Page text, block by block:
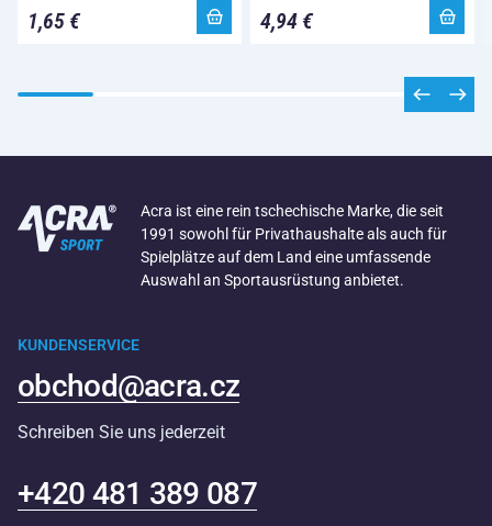
1,65 € 4,94 €
Acra ist eine rein tschechische Marke, die seit
1991 sowohl für Privathaushalte als auch für
Spielplätze auf dem Land eine umfassende
Auswahl an Sportausrüstung anbietet.
KUNDENSERVICE
obchod@acra.cz
Schreiben Sie uns jederzeit
+420 481 389 087